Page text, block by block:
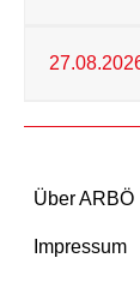
Über ARBÖ
Impressum